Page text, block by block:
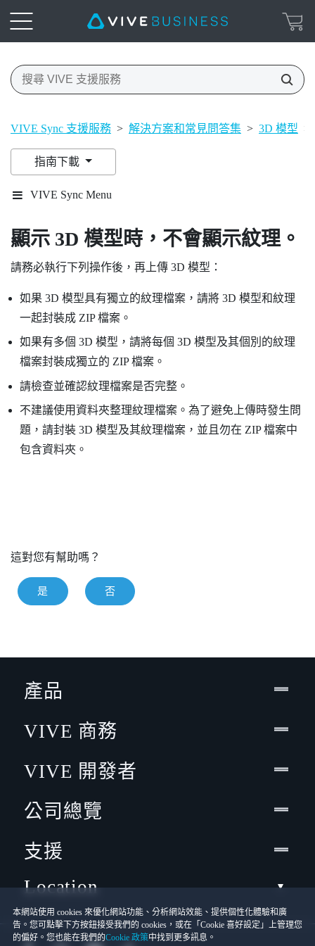
VIVE Sync 支援服務 > 解決方案和常見問答集 > 3D 模型 >
指南下載
VIVE Sync Menu
顯示 3D 模型時，不會顯示紋理。
請務必執行下列操作後，再上傳 3D 模型：
如果 3D 模型具有獨立的紋理檔案，請將 3D 模型和紋理
一起封裝成 ZIP 檔案。
如果有多個 3D 模型，請將每個 3D 模型及其個別的紋理
檔案封裝成獨立的 ZIP 檔案。
請檢查並確認紋理檔案是否完整。
不建議使用資料夾整理紋理檔案。為了避免上傳時發生問
題，請封裝 3D 模型及其紋理檔案，並且勿在 ZIP 檔案中
包含資料夾。
這對您有幫助嗎？
是 否
本網站使用 cookies 來優化網站功能、分析網站效能、提供個性化體驗和廣
告。您可點擊下方按鈕接受我們的 cookies，或在「Cookie 喜好設定」上管理您
的偏好。您也能在我們的Cookie 政策中找到更多訊息。
產品
VIVE 商務
VIVE 開發者
公司總覽
支援
Location